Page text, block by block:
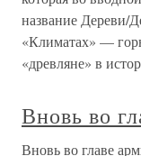
название Дереви/
«Климатах» —
«древляне» в
Вновь во
Вновь во главе